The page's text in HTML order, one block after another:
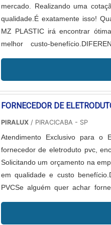
mercado. Realizando uma
qualidade.É exatamente isso!
MZ PLASTIC irá encontrar
melhor custo-
para atender todas as
cabos e os clips auto
precisão.Sem perder o foco
buscar uma empresa que
características simples mas
duradouras. A empresa também
FORNECEDOR DE
PIRALUX/ PIRACICABA - SP
Atendimento Exclusivo para o
fornecedor de eletroduto pvc,
Solicitando um orçamento na
em qualidade e custo
PVCSe alguém quer achar
para perfilado, garantindo a